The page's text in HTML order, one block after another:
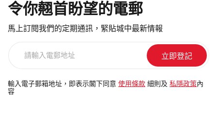
令你翹首盼望的電郵
馬上訂閱我們的定期通訊，緊貼城中最新情報
電
郵
輸入電子郵箱地址，即表示閣下同意 使用條款 細則及 私隱政策內
容